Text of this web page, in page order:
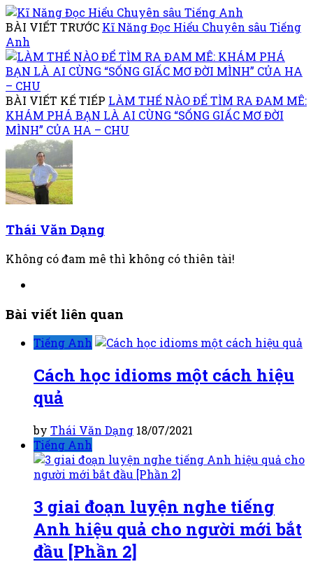
BÀI VIẾT TRƯỚC Kĩ Năng Đọc Hiểu Chuyên sâu Tiếng
Anh
BÀI VIẾT KẾ TIẾP LÀM THẾ NÀO ĐỂ TÌM RA ĐAM MÊ:
KHÁM PHÁ BẠN LÀ AI CÙNG “SỐNG GIẤC MƠ ĐỜI
MÌNH” CỦA HA – CHU
Thái Văn Dạng
Không có đam mê thì không có thiên tài!
Bài viết liên quan
Tiếng Anh
Cách học idioms một cách hiệu
quả
by Thái Văn Dạng 18/07/2021
Tiếng Anh
3 giai đoạn luyện nghe tiếng
Anh hiệu quả cho người mới bắt
đầu [Phần 2]